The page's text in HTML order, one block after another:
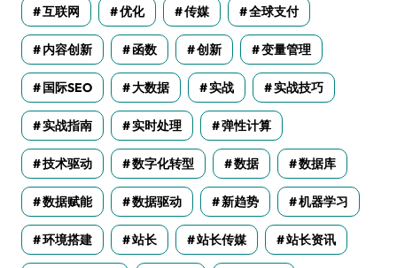
互联网 优化 传媒 全球支付
内容创新 函数 创新 变量管理
国际SEO 大数据 实战 实战技巧
实战指南 实时处理 弹性计算
技术驱动 数字化转型 数据 数据库
数据赋能 数据驱动 新趋势 机器学习
环境搭建 站长 站长传媒 站长资讯